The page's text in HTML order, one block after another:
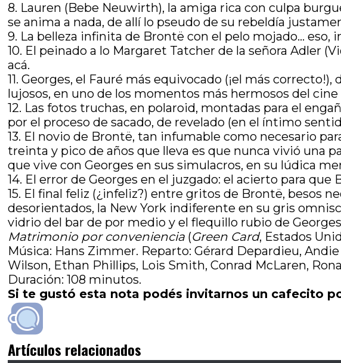
8. Lauren (Bebe Neuwirth), la amiga rica con culpa
se anima a nada, de allí lo pseudo de su rebeldía
9. La belleza infinita de Brontë con el pelo mojado… eso,
10. El peinado a lo Margaret Tatcher de la señora Adler
acá.
11. Georges, el Fauré más equivocado (¡el más
lujosos, en uno de los momentos más hermosos del
12. Las fotos truchas, en polaroid, montadas para el
por el proceso de sacado, de revelado (en el íntimo
13. El novio de Brontë, tan infumable como necesario
treinta y pico de años que lleva es que nunca vivió una
que vive con Georges en sus simulacros, en su lúdica
14. El error de Georges en el juzgado: el acierto para que
15. El final feliz (¿infeliz?) entre gritos de Brontë, besos
desorientados, la New York indiferente en su gris
vidrio del bar de por medio y el flequillo rubio de
Matrimonio por conveniencia (Green Card, Estados
Música: Hans Zimmer. Reparto: Gérard Depardieu,
Wilson, Ethan Phillips, Lois Smith, Conrad McLaren,
Duración: 108 minutos.
Si te gustó esta nota podés invitarnos un cafecito
Artículos relacionados